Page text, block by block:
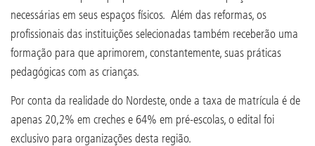
necessárias em seus espaços físicos. Além das reformas, os
profissionais das instituições selecionadas também receberão uma
formação para que aprimorem, constantemente, suas práticas
pedagógicas com as crianças.
Por conta da realidade do Nordeste, onde a taxa de matrícula é de
apenas 20,2% em creches e 64% em pré-escolas, o edital foi
exclusivo para organizações desta região.